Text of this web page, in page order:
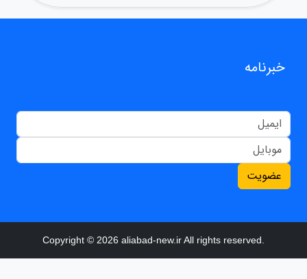
خبرنامه
عضویت
Copyright © 2026 aliabad-new.ir All rights reserved.